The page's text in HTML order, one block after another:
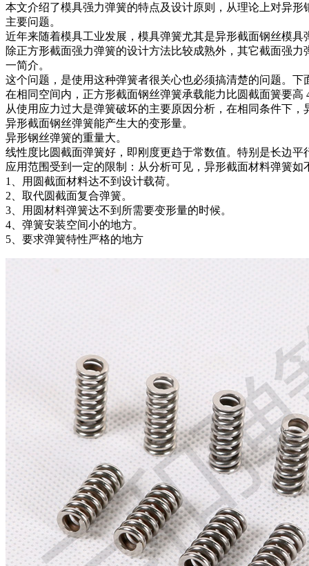
本文介绍了模具强力弹簧的特点及设计原则，从理论上对异
主要问题。
近年来随着模具工业发展，模具弹簧尤其是异形截面钢丝模
除正方形截面强力弹簧的设计方法比较成熟外，其它截面强
一简介。
这个问题，是使用这种弹簧者很关心也必须搞清楚的问题。
在相同空间内，正方形截面钢丝弹簧承载能力比圆截面簧要
从使用应力过大是弹簧破坏的主要原因分析，在相同条件下
异形截面钢丝弹簧能产生大的变形量。
异形钢丝弹簧的重量大。
线性度比圆截面弹簧好，即刚度更趋于常数值。特别是长边平
应用范围受到一定的限制：从分析可见，异形截面材料弹簧
1、用圆截面材料达不到设计载荷。
2、取代圆截面复合弹簧。
3、用圆材料弹簧达不到所需要变形量的时候。
4、弹簧安装空间小的地方。
5、要求弹簧特性严格的地方